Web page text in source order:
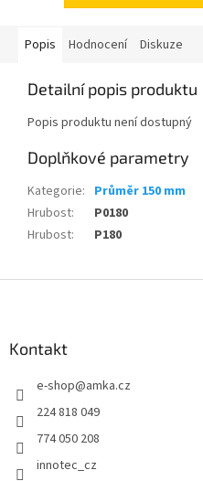
Popis Hodnocení Diskuze
Detailní popis produktu
Popis produktu není dostupný
Doplňkové parametry
Kategorie: Průměr 150 mm
Hrubost:
P0180
Hrubost: P180
Kontakt
e-shop@amka.cz
224 818 049
774 050 208
innotec_cz